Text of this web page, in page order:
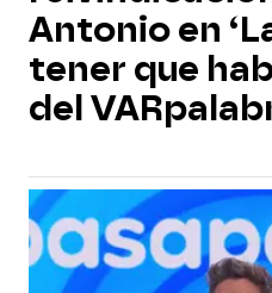
Antonio en
tener que
del